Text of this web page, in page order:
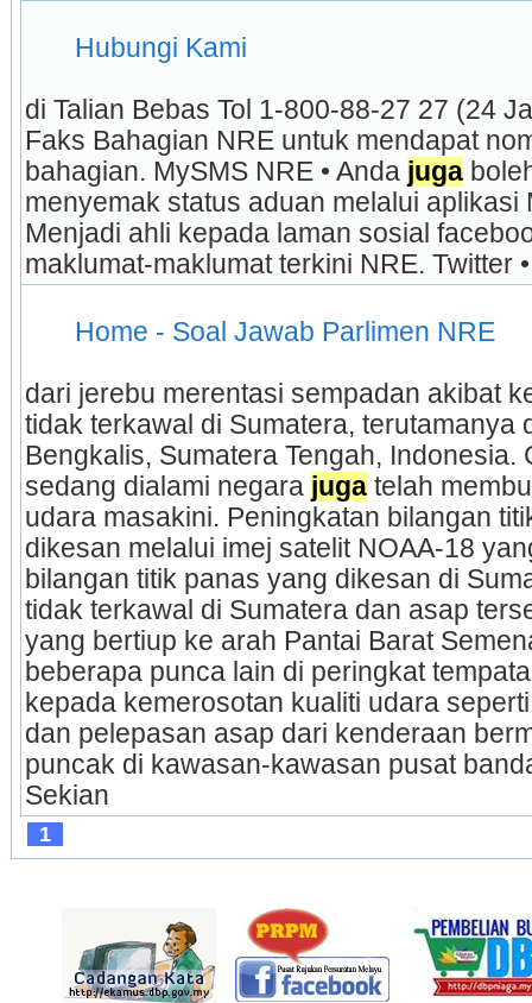
Hubungi Kami
di Talian Bebas Tol 1-800-88-27 27 (24
Faks Bahagian NRE untuk mendapat
bahagian. MySMS NRE • Anda juga
menyemak status aduan melalui aplikasi
Menjadi ahli kepada laman sosial
maklumat-maklumat terkini NRE. Twitter
Home - Soal Jawab Parlimen NRE
dari jerebu merentasi sempadan akibat
tidak terkawal di Sumatera, terutamanya
Bengkalis, Sumatera Tengah,
sedang dialami negara juga telah
udara masakini. Peningkatan bilangan
dikesan melalui imej satelit NOAA-18
bilangan titik panas yang dikesan di
tidak terkawal di Sumatera dan asap
yang bertiup ke arah Pantai Barat
beberapa punca lain di peringkat
kepada kemerosotan kualiti udara
dan pelepasan asap dari kenderaan
puncak di kawasan-kawasan pusat
Sekian
1